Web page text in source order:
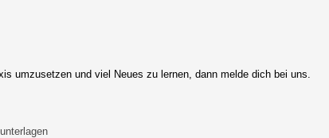
umzusetzen und viel Neues zu lernen, dann melde dich bei uns.